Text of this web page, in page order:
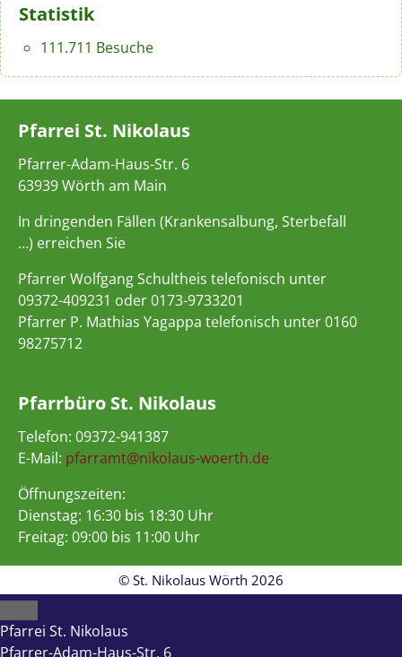
Statistik
111.711 Besuche
Pfarrei St. Nikolaus
Pfarrer-Adam-Haus-Str. 6
63939 Wörth am Main
In dringenden Fällen (Krankensalbung, Sterbefall
…) erreichen Sie
Pfarrer Wolfgang Schultheis telefonisch unter
09372-409231 oder 0173-9733201
Pfarrer P. Mathias Yagappa telefonisch unter 0160
98275712
Pfarrbüro St. Nikolaus
Telefon: 09372-941387
E-Mail: pfarramt@nikolaus-woerth.de
Öffnungszeiten:
Dienstag: 16:30 bis 18:30 Uhr
Freitag: 09:00 bis 11:00 Uhr
© St. Nikolaus Wörth 2026
Close
Pfarrei St. Nikolaus
Pfarrer-Adam-Haus-Str. 6